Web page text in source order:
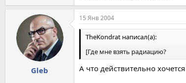
Gleb
15 Янв 2004
TheKondrat написал(а):
[Где мне взять радиацию?
А что действительно